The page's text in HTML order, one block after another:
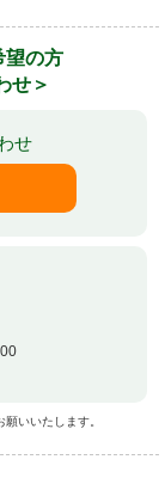
望の方
せ＞
せ
いいたします。